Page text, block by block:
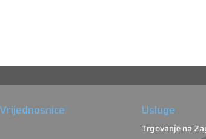
Usluge
Trgovanje na